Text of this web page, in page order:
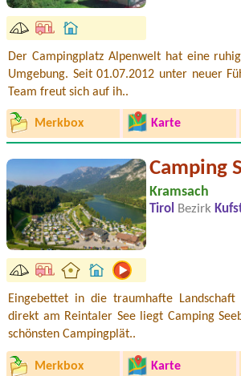
Der Campingplatz Alpenwelt hat eine
Umgebung. Seit 01.07.2012 unter neuer
Team freut sich auf ih..
Merkbox Karte
Camping
Kramsach
Tirol Bezirk
Eingebettet in die traumhafte Landschaft
direkt am Reintaler See liegt Camping
schönsten Campingplät..
Merkbox Karte